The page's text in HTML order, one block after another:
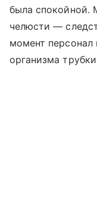
была спокойной.
челюсти —
момент персонал
организма